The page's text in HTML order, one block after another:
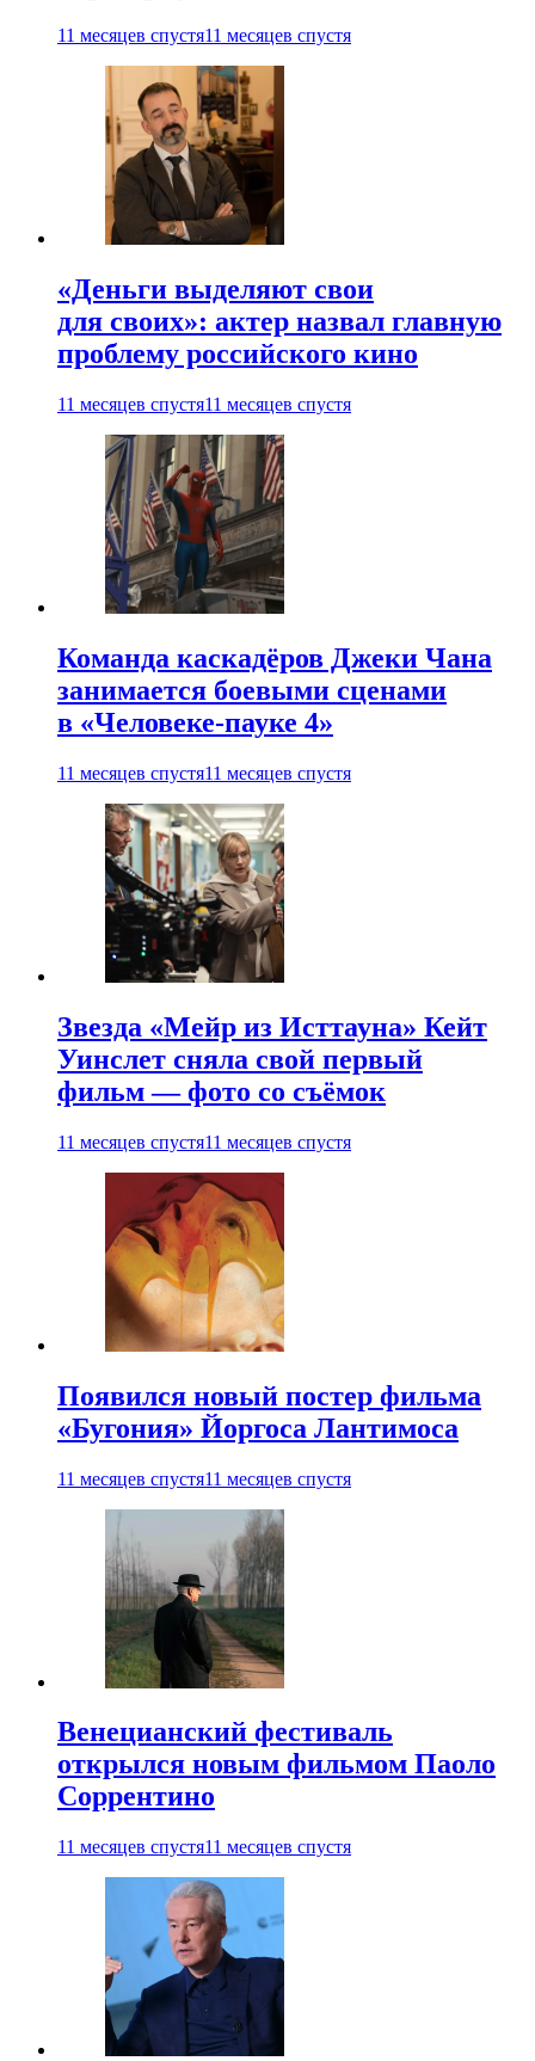
11 месяцев спустя11 месяцев спустя
«Деньги выделяют свои
для своих»: актер назвал главную
проблему российского кино
11 месяцев спустя11 месяцев спустя
Команда каскадёров Джеки Чана
занимается боевыми сценами
в «Человеке-пауке 4»
11 месяцев спустя11 месяцев спустя
Звезда «Мейр из Исттауна» Кейт
Уинслет сняла свой первый
фильм — фото со съёмок
11 месяцев спустя11 месяцев спустя
Появился новый постер фильма
«Бугония» Йоргоса Лантимоса
11 месяцев спустя11 месяцев спустя
Венецианский фестиваль
открылся новым фильмом Паоло
Соррентино
11 месяцев спустя11 месяцев спустя